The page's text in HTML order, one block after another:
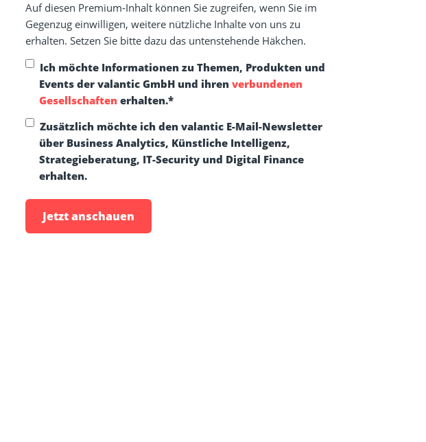
Auf diesen Premium-Inhalt können Sie zugreifen, wenn Sie im
Gegenzug einwilligen, weitere nützliche Inhalte von uns zu
erhalten. Setzen Sie bitte dazu das untenstehende Häkchen.
Ich möchte Informationen zu Themen, Produkten und
Events der valantic GmbH und ihrenverbundenen
Gesellschaften erhalten.*
Zusätzlich möchte ich den valantic E-Mail-Newsletter
über Business Analytics, Künstliche Intelligenz,
Strategieberatung, IT-Security und Digital Finance
erhalten.